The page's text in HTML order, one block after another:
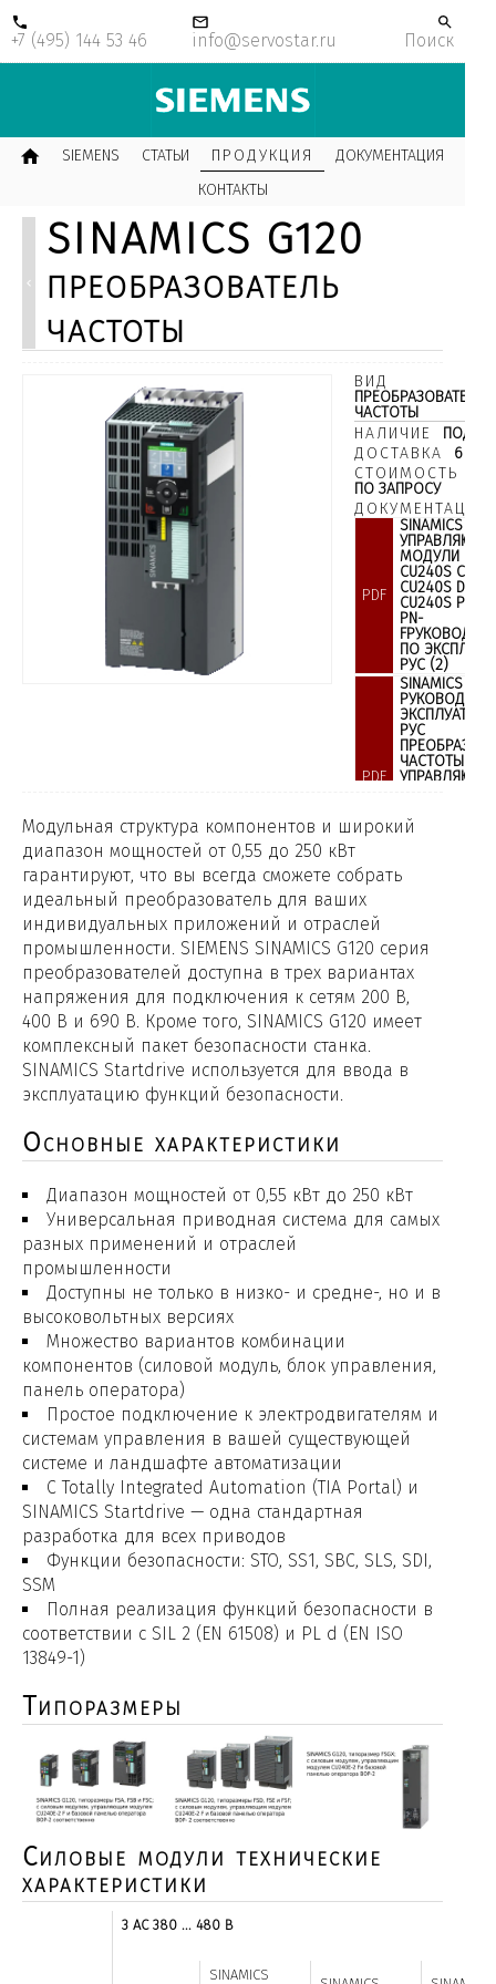
+7 (495) 144 53 46 info@servostar.ru Поиск
SIEMENS ПРОДУКЦИЯ ДОКУМЕНТАЦИЯ
СТАТЬИ
КОНТАКТЫ
SINAMICS G120
преобразователь
частоты
ВИД
ПРЕОБРАЗОВАТЕЛИ
ЧАСТОТЫ
НАЛИЧИЕ
ПОД
ДОСТАВКА
6
СТОИМОСТЬ
ПО ЗАПРОСУ
ДОКУМЕНТАЦИЯ:
SINAMICS
МОДУЛИ
CU240S
CU240S DP-F
CU240S PN
PN-
ПО
РУС (2)
PDF
SINAMICS
РУС
ЧАСТОТЫ С
2 CU240B-2
CU240E-2 DP
PDF
PDF
SINAMICS
СПРАВОЧНИК
ПАРАМЕТРАМ
(3)
PDF
Модульная структура компонентов и широкий
диапазон мощностей от 0,55 до 250 кВт
гарантируют, что вы всегда сможете собрать
идеальный преобразователь для ваших
индивидуальных приложений и отраслей
промышленности. SIEMENS SINAMICS G120 серия
преобразователей доступна в трех вариантах
напряжения для подключения к сетям 200 В,
400 В и 690 В. Кроме того, SINAMICS G120 имеет
комплексный пакет безопасности станка.
SINAMICS Startdrive используется для ввода в
эксплуатацию функций безопасности.
Основные характеристики
Диапазон мощностей от 0,55 кВт до 250 кВт
Универсальная приводная система для самых
разных применений и отраслей
промышленности
Доступны не только в низко- и средне-, но и в
высоковольтных версиях
Множество вариантов комбинации
компонентов (силовой модуль, блок управления,
панель оператора)
Простое подключение к электродвигателям и
системам управления в вашей существующей
системе и ландшафте автоматизации
С Totally Integrated Automation (TIA Portal) и
SINAMICS Startdrive — одна стандартная
разработка для всех приводов
Функции безопасности: STO, SS1, SBC, SLS, SDI,
SSM
Полная реализация функций безопасности в
соответствии с SIL 2 (EN 61508) и PL d (EN ISO
13849-1)
Типоразмеры
Силовые модули технические
характеристики
3 AC 380 ... 480 В
SINAMICS